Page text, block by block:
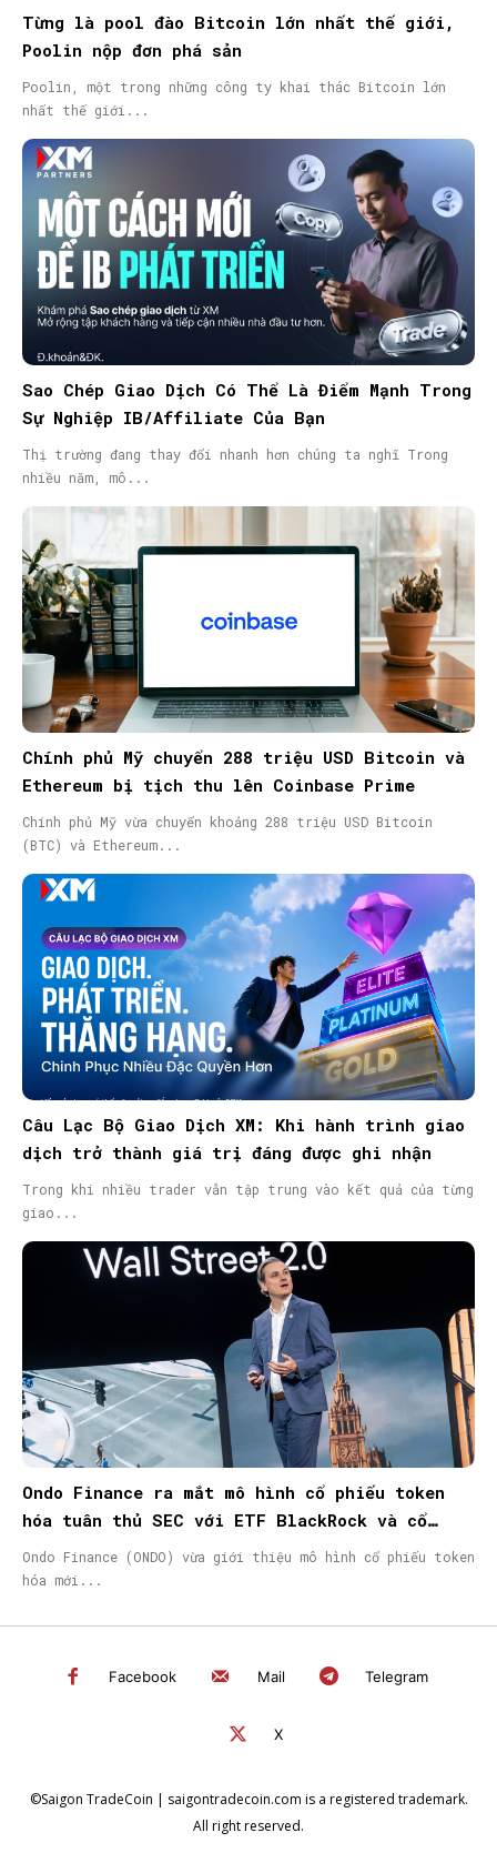
Từng là pool đào Bitcoin lớn nhất thế giới,
Poolin nộp đơn phá sản
Poolin, một trong những công ty khai thác Bitcoin lớn
nhất thế giới...
Sao Chép Giao Dịch Có Thể Là Điểm Mạnh Trong
Sự Nghiệp IB/Affiliate Của Bạn
Thị trường đang thay đổi nhanh hơn chúng ta nghĩ Trong
nhiều năm, mô...
Chính phủ Mỹ chuyển 288 triệu USD Bitcoin và
Ethereum bị tịch thu lên Coinbase Prime
Chính phủ Mỹ vừa chuyển khoảng 288 triệu USD Bitcoin
(BTC) và Ethereum...
Câu Lạc Bộ Giao Dịch XM: Khi hành trình giao
dịch trở thành giá trị đáng được ghi nhận
Trong khi nhiều trader vẫn tập trung vào kết quả của từng
giao...
Ondo Finance ra mắt mô hình cổ phiếu token
hóa tuân thủ SEC với ETF BlackRock và cổ
phiếu Micron
Ondo Finance (ONDO) vừa giới thiệu mô hình cổ phiếu token
hóa mới...
Facebook Mail Telegram
X
©Saigon TradeCoin | saigontradecoin.com is a registered trademark.
All right reserved.